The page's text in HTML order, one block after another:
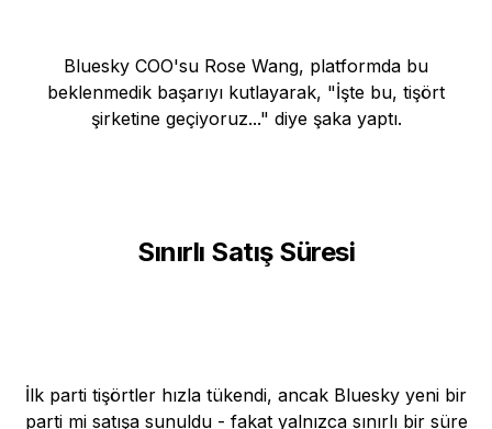
Bluesky COO'su Rose Wang, platformda bu
beklenmedik başarıyı kutlayarak, "İşte bu, tişört
şirketine geçiyoruz..." diye şaka yaptı.
Sınırlı Satış Süresi
İlk parti tişörtler hızla tükendi, ancak Bluesky yeni bir
parti mi satışa sunuldu - fakat yalnızca sınırlı bir süre